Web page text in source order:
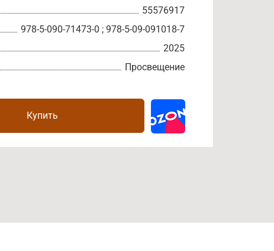
55576917
978-5-090-71473-0 ; 978-5-09-091018-7
2025
Просвещение
Купить